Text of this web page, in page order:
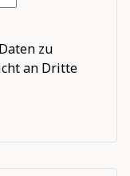
zu
an Dritte